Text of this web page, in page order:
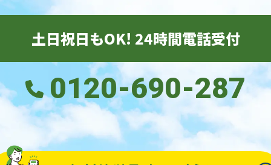
土日祝日もOK! 24時間電話受付
0120-690-287